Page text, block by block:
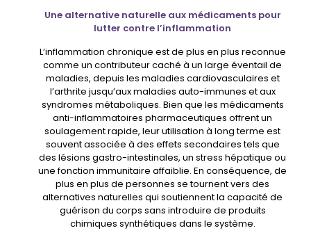
Une alternative naturelle aux médicaments pour
lutter contre l’inflammation
L’inflammation chronique est de plus en plus reconnue
comme un contributeur caché à un large éventail de
maladies, depuis les maladies cardiovasculaires et
l’arthrite jusqu’aux maladies auto-immunes et aux
syndromes métaboliques. Bien que les médicaments
anti-inflammatoires pharmaceutiques offrent un
soulagement rapide, leur utilisation à long terme est
souvent associée à des effets secondaires tels que
des lésions gastro-intestinales, un stress hépatique ou
une fonction immunitaire affaiblie. En conséquence, de
plus en plus de personnes se tournent vers des
alternatives naturelles qui soutiennent la capacité de
guérison du corps sans introduire de produits
chimiques synthétiques dans le système.